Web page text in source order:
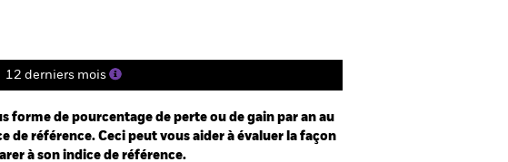
12 derniers mois
de pourcentage de perte ou de gain par an au
de référence. Ceci peut vous aider à évaluer la façon
à son indice de référence.